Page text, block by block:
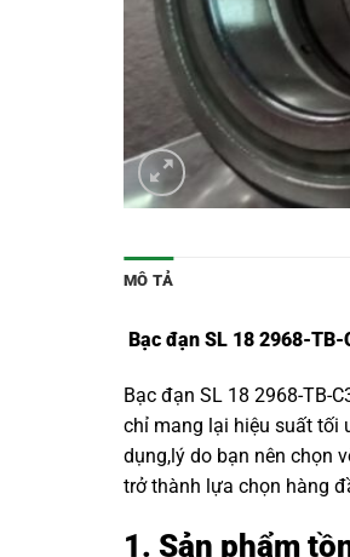
MÔ TẢ
Bạc đạn SL 18 2968-
Bạc đạn SL 18 2968-TB-
chỉ mang lại hiệu suất tối
dụng,lý do bạn nên chọn
trở thành lựa chọn hàng
1. Sản phẩm